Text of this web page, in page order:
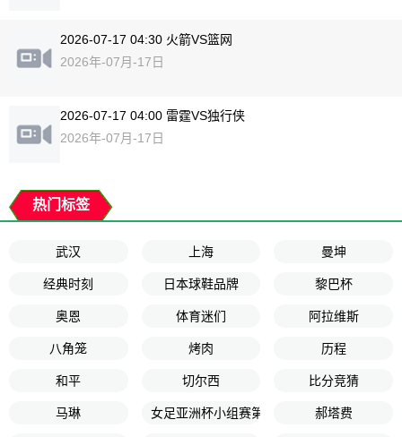
2026-07-17 04:30 火箭VS篮网
2026年-07月-17日
2026-07-17 04:00 雷霆VS独行侠
2026年-07月-17日
热门标签
武汉 上海 曼坤
经典时刻 日本球鞋品牌 黎巴杯
奥恩 体育迷们 阿拉维斯
八角笼 烤肉 历程
和平 切尔西 比分竞猜
马琳 女足亚洲杯小组赛第1轮 郝塔费